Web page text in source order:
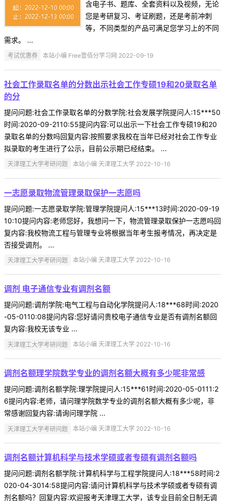
含电子书、题库、全套资料以及视频，无论
您是考研复习、考证刷题，还是考前冲刺
等，不同类型的产品可满足您学习上的不同
需求。 ...
考试优惠券 本站小编 Free壹佰分学习网 2022-09-19
社会工作录取名单的分数出示社会工作专硕19和20录取名单
的分
提问问题:社会工作录取名单的分数学院:社会发展学院提问人:15***50
时间:2020-09-2110:55提问内容:可以出示一下社会工作专硕19和20
录取名单的分数吗回复内容:按照要求我校在当年已经对社会工作专业
拟录取的考生进行了公示，目前公示期已经结束。 ...
天津理工大学考研问题 本站小编 天津理工大学 2022-10-16
一志愿录取物流管理录取保护一志愿吗
提问问题:一志愿录取学院:管理学院提问人:15***13时间:2020-09-19
10:10提问内容:老师您好，我想问一下，物流管理录取保护一志愿吗回
复内容:我校物流工程与管理专业将根据当年考生报考情况，再决定是
否接受调剂。 ...
天津理工大学考研问题 本站小编 天津理工大学 2022-10-16
调剂 电子通信专业有调剂名额
提问问题:调剂学院:电气工程与自动化学院提问人:18***68时间:2020
-05-0110:08提问内容:您好请问贵校电子通信专业是否有调剂名额回
复内容:我校无该专业 ...
天津理工大学考研问题 本站小编 天津理工大学 2022-10-16
调剂名额理学院数学专业的调剂名额大概有多少呢非常感
提问问题:调剂名额学院:理学院提问人:15***61时间:2020-05-0111:2
6提问内容:老师，请问理学院数学专业的调剂名额大概有多少呢，非
常感谢回复内容:请询问理学院 ...
天津理工大学考研问题 本站小编 天津理工大学 2022-10-16
调剂名额计算机科学与技术学硕或者专硕有调剂名额吗
提问问题:调剂名额学院:计算机科学与工程学院提问人:18***58时间:2
020-04-3014:58提问内容:请问计算机科学与技术学硕或者专硕有调
剂名额吗？回复内容:欢迎报考天津理工大学，该专业目前全日制无调